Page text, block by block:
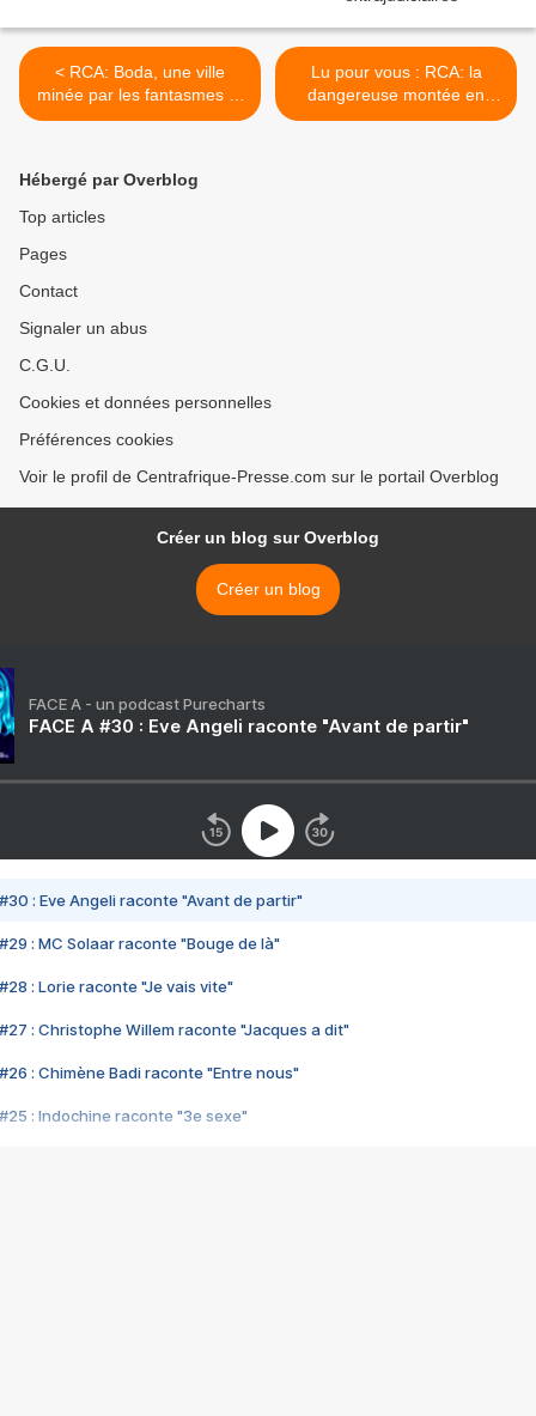
< RCA: Boda, une ville
minée par les fantasmes et
les rivalités
Lu pour vous : RCA: la
dangereuse montée en
puissance des anti-balaka >
Hébergé par Overblog
Top articles
Pages
Contact
Signaler un abus
C.G.U.
Cookies et données personnelles
Préférences cookies
Voir le profil de Centrafrique-Presse.com sur le portail Overblog
Créer un blog sur Overblog
Créer un blog
FACE A - un podcast Purecharts
FACE A #30 : Eve Angeli raconte "Avant de partir"
#30 : Eve Angeli raconte "Avant de partir"
#29 : MC Solaar raconte "Bouge de là"
#28 : Lorie raconte "Je vais vite"
#27 : Christophe Willem raconte "Jacques a dit"
#26 : Chimène Badi raconte "Entre nous"
#25 : Indochine raconte "3e sexe"